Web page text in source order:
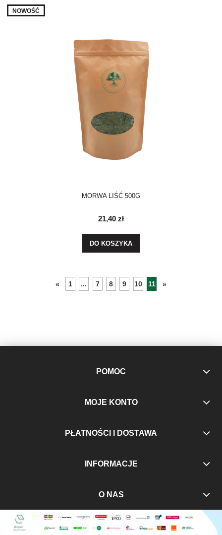
MORWA LIŚĆ 500G
21,40 zł
DO KOSZYKA
NOWOŚĆ
« 1 ... 7 8 9 10 11 »
POMOC
MOJE KONTO
PŁATNOŚCI I DOSTAWA
INFORMACJE
O NAS